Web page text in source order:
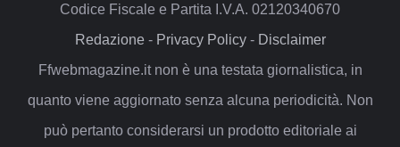
Codice Fiscale e Partita I.V.A. 02120340670
Redazione- Privacy Policy- Disclaimer
Ffwebmagazine.it non è una testata giornalistica, in
quanto viene aggiornato senza alcuna periodicità. Non
può pertanto considerarsi un prodotto editoriale ai